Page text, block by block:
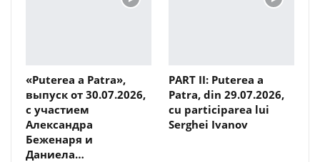
«Puterea a Patra»,
выпуск от 30.07.2026,
с участием
Александра
Беженаря и
Даниела…
PART II: Puterea a
Patra, din 29.07.2026,
cu participarea lui
Serghei Ivanov